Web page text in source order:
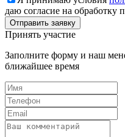
даю согласие на обработку
Принять участие
Заполните форму и наш
ближайшее время